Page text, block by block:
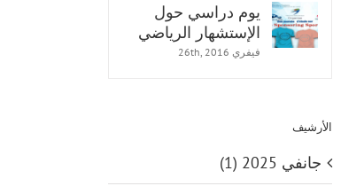
يوم دراسي حول
الإستشهار الرياضي
فيفري 26th, 2016
الأرشيف
جانفي 2025 (1)